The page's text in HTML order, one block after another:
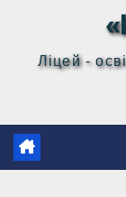
Ліцей -